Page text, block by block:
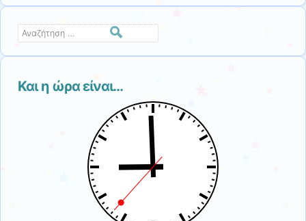
Αναζήτηση
Και η ώρα είναι…